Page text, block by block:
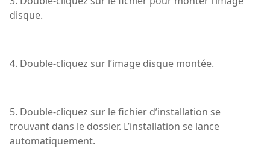
disque.
4. Double-cliquez sur l’image disque montée.
5. Double-cliquez sur le fichier d’installation se
trouvant dans le dossier. L’installation se lance
automatiquement.